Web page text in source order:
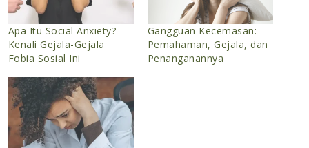
Apa Itu Social Anxiety?
Kenali Gejala-Gejala
Fobia Sosial Ini
Gangguan Kecemasan:
Pemahaman, Gejala, dan
Penanganannya